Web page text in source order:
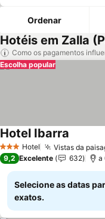
Ordenar
Hotéis em Zalla
Como os pagamentos
Escolha popular
3 EstrelasHotel Vistas da
Hotel Ibarra
9,2 Excelente 632 a
Selecione as datas
exatos.